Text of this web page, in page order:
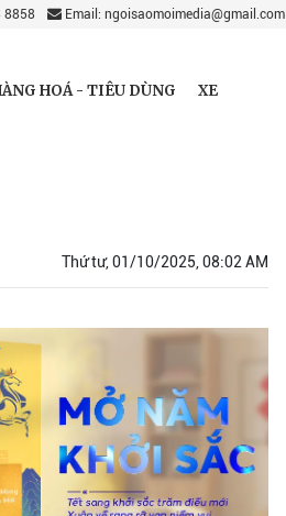
8858 Email: ngoisaomoimedia@gmail.com
HOÁ - TIÊU DÙNG XE
Thứ tư, 01/10/2025, 08:02 AM